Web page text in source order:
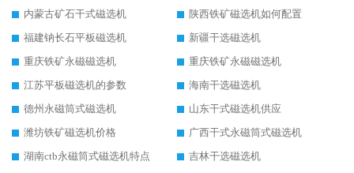
内蒙古矿石干式磁选机
陕西铁矿磁选机如何配置
福建钠长石平板磁选机
新疆干选磁选机
重庆铁矿永磁磁选机
重庆铁矿永磁磁选机
江苏平板磁选机的参数
海南干选磁选机
德州永磁筒式磁选机
山东干式磁选机供应
潍坊铁矿磁选机价格
广西干式永磁筒式磁选机
湖南ctb永磁筒式磁选机特点
吉林干选磁选机